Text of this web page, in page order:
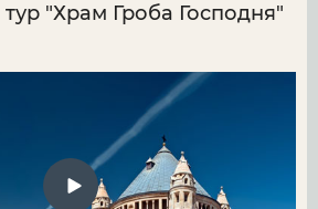
"Храм Гроба Господня"